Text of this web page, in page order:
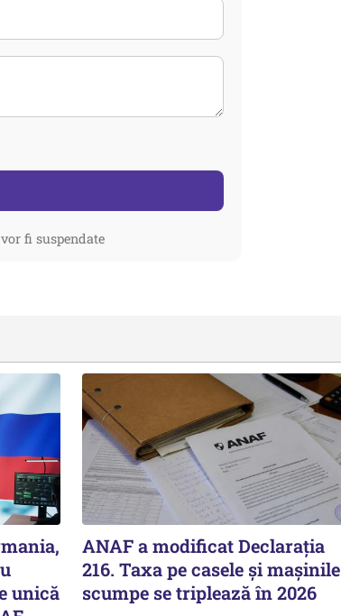
fi suspendate
unică
ANAF a modificat Declarația
216. Taxa pe casele și mașinile
scumpe se triplează în 2026